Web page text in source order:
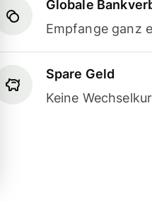
Globale
Empfange ganz
Spare Geld
Keine